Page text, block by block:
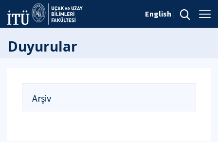
English
Duyurular
Arşiv